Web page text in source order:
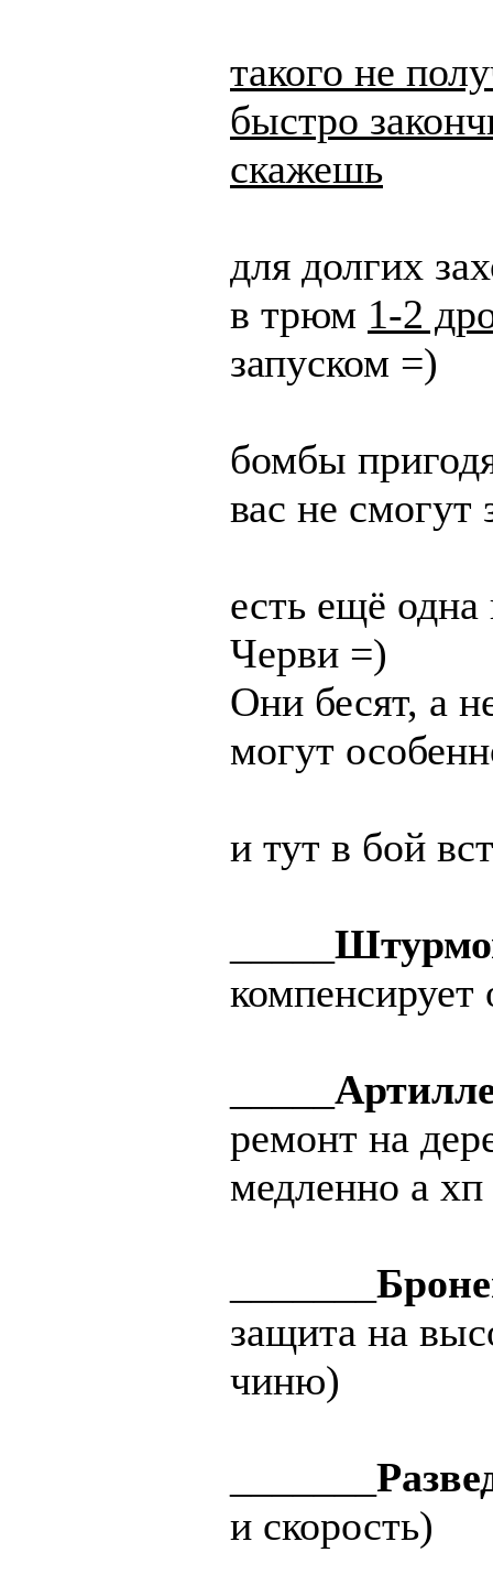
такого не
быстро
скажешь
для долгих
в трюм 1-2
запуском =)
бомбы
вас не смогут
есть ещё
Черви =)
Они бесят, а
могут
и тут в бой
компенсирует
ремонт на
медленно а
защита на
чиню)
и скорость)